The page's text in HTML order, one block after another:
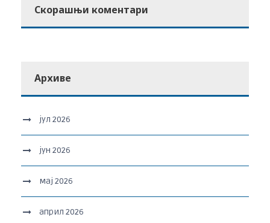
Скорашњи коментари
Архиве
јул 2026
јун 2026
мај 2026
април 2026